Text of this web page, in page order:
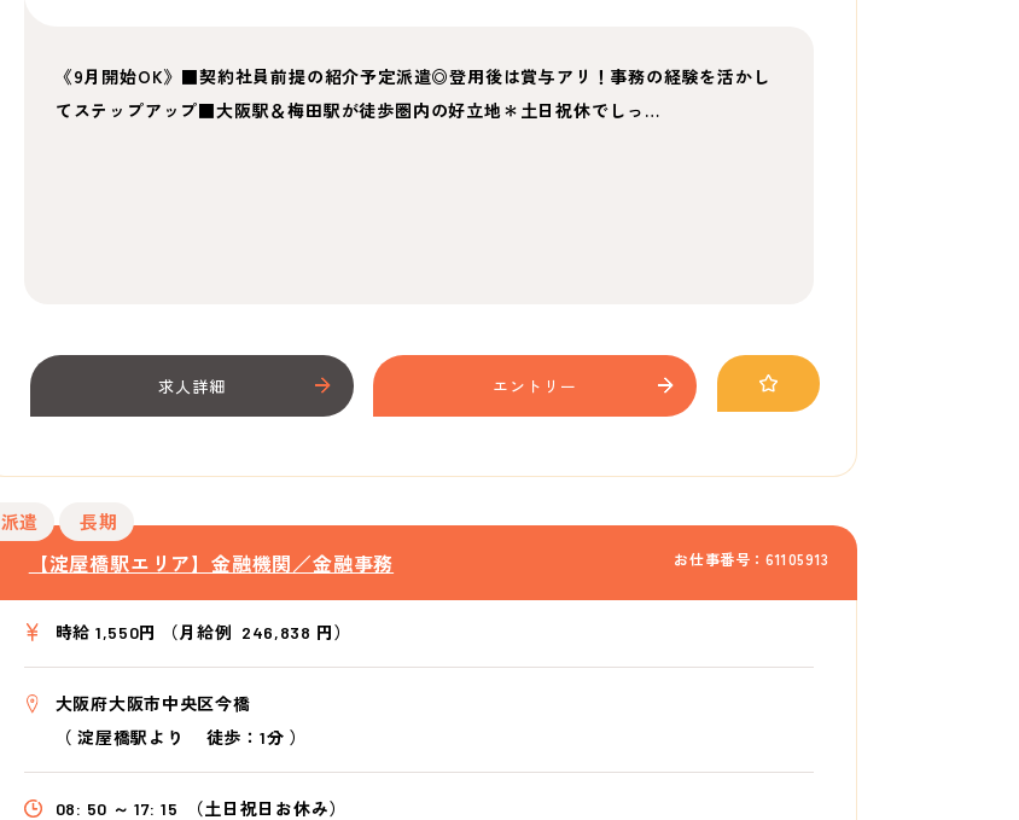
《9月開始OK》■契約社員前提の紹介予定派遣◎登用後は賞与アリ！事務の経験を活かし
てステップアップ■大阪駅＆梅田駅が徒歩圏内の好立地＊土日祝休でしっ…
求人詳細 エントリー
お仕事番号：61105913
派遣 長期
【淀屋橋駅エリア】金融機関／金融事務
時給 1,550円 （月給例 246,838 円）
大阪府大阪市中央区今橋
（淀屋橋駅より 徒歩：1分 ）
08: 50 ～ 17: 15 （土日祝日お休み）